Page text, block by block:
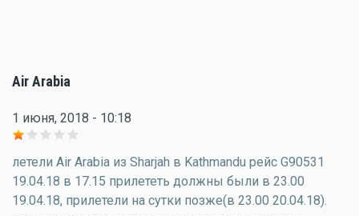
Air Arabia
1 июня, 2018 - 10:18
летели Air Arabia из Sharjah в Kathmandu рейс G90531
19.04.18 в 17.15 прилететь должны были в 23.00
19.04.18, прилетели на сутки позже(в 23.00 20.04.18).